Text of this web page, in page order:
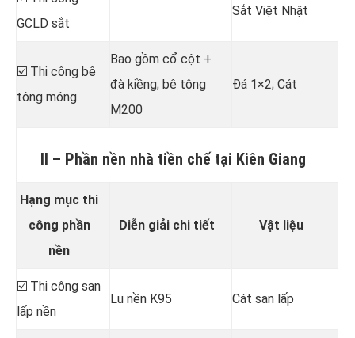
GCLD sắt
Sắt Việt Nhật
☑️ Thi công bê
tông móng
Bao gồm cổ cột +
đà kiềng; bê tông
M200
Đá 1×2; Cát
II – Phần nền nhà tiền chế tại Kiên Giang
Hạng mục thi
công phần
nền
Diễn giải chi tiết Vật liệu
☑️ Thi công san
lấp nền
Lu nền K95 Cát san lấp